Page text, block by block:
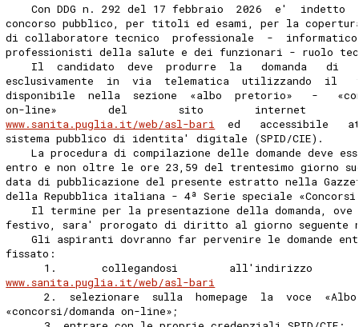
Con DDG n. 292 del 17 febbraio  2026  e'  indetto
concorso pubblico, per titoli ed esami, per la
di collaboratore tecnico  professionale  -
professionisti della salute e dei funzionari - ruolo
Il  candidato  deve  produrre  la   domanda   di
esclusivamente  in  via  telematica  utilizzando  il
disponibile  nella  sezione  «albo  pretorio»   -
on-line»        del        sito        internet
www.sanita.puglia.it/web/asl-bari
ed   accessibile
sistema pubblico di identita' digitale (SPID/CIE).
La procedura di compilazione delle domande deve
entro e non oltre le ore 23,59 del trentesimo giorno
data di pubblicazione del presente estratto nella
della Repubblica italiana - 4ª Serie speciale
Il termine per la presentazione della domanda, ove
festivo, sara' prorogato di diritto al giorno seguente
Gli aspiranti dovranno far pervenire le domande
fissato:
1.       collegandosi        all'indirizzo
www.sanita.puglia.it/web/asl-bari
2.  selezionare  sulla  homepage  la  voce
«concorsi/domanda on-line»;